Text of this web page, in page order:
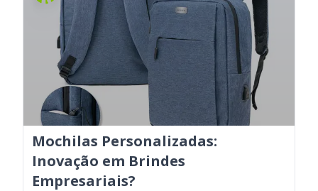
Mochilas Personalizadas:
Inovação em Brindes
Empresariais?